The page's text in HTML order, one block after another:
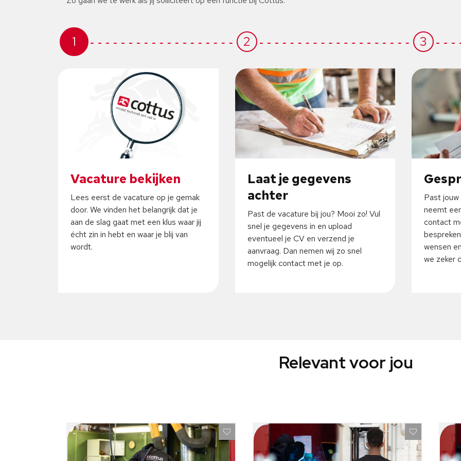
1
Vacature bekijken
Lees eerst de vacature op je gemak
door. We vinden het belangrijk dat je
aan de slag gaat met een klus waar jij
écht zin in hebt en waar je blij van
wordt.
2
Laat je gegevens
achter
Past de vacature bij jou? Mooi zo! Vul
snel je gegevens in en upload
eventueel je CV en verzend je
aanvraag. Dan nemen wij zo snel
mogelijk contact met je op.
3
Past
neemt
contact
wensen
we zeker
Relevant voor jou